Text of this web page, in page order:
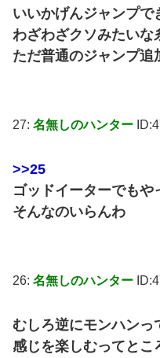
いいかげんジャンプで
わざわざクソみたいな
ただ普通のジャンプ追
27: 名無しのハンター
>>25
ゴッドイーターでもや
そんなのいらんわ
26: 名無しのハンター
むしろ逆にモンハン
感じを楽しむってとこ